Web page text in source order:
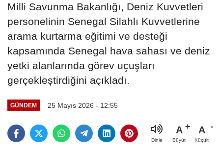
Milli Savunma Bakanlığı, Deniz Kuvvetleri
personelinin Senegal Silahlı Kuvvetlerine
arama kurtarma eğitimi ve desteği
kapsamında Senegal hava sahası ve deniz
yetki alanlarında görev uçuşları
gerçekleştirdiğini açıkladı.
GÜNDEM 25 Mayıs 2026 - 12:55
Dinle
A
Büyüt
A
Küçült